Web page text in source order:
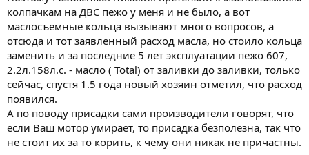
колпачкам на ДВС пежо у меня и не было, а вот
маслосъемные кольца вызывают много вопросов, а
отсюда и тот заявленный расход масла, но стоило кольца
заменить и за последние 5 лет эксплуатации пежо 607,
2.2л.158л.с. - масло ( Total) от заливки до заливки, только
сейчас, спустя 1.5 года новый хозяин отметил, что расход
появился.
А по поводу присадки сами производители говорят, что
если Ваш мотор умирает, то присадка безполезна, так что
не стоит их за то корить, к чему они никак не причастны.